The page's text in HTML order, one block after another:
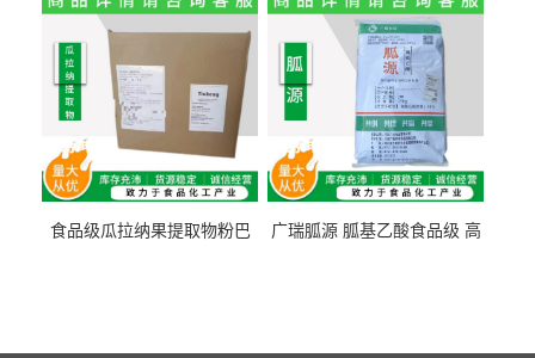
量1kg包邮
食品级瓜拉纳果提取物粉巴
广瑞胍源 胍基乙酸食品级 高